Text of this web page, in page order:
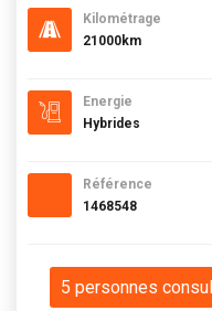
Kilométrage
21000km
Energie
Hybrides
Référence
1468548
5 personnes